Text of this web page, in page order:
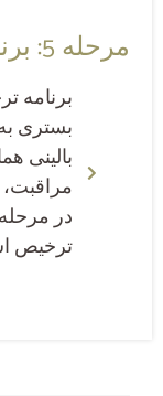
مرحله 5: برنامه ترخیص و تداوم مراقبت
برنامه
بستری
بالینی
مراقبت،
در
ترخیص